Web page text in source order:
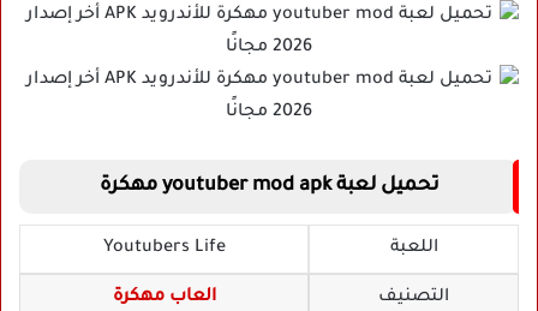
تحميل لعبة youtuber mod apk مهكرة
اللعبة Youtubers Life
التصنيف العاب مهكرة